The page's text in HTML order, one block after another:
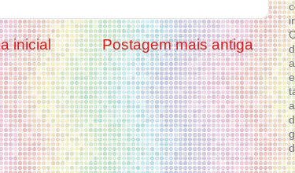
Postagem mais antiga
inicial